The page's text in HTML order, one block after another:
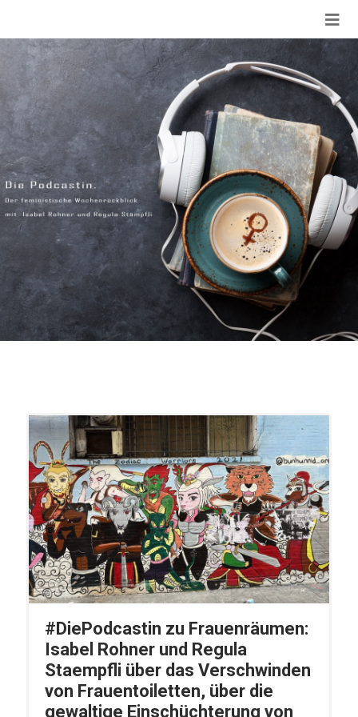
#DiePodcastin zu Frauenräumen:
Isabel Rohner und Regula
Staempfli über das Verschwinden
von Frauentoiletten, über die
gewaltige Einschüchterung von